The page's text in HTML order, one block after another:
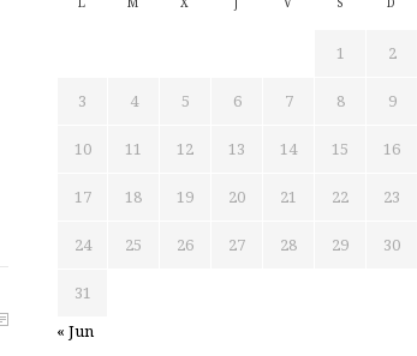
L M X J V S D
1 2
3 4 5 6 7 8 9
10 11 12 13 14 15 16
17 18 19 20 21 22 23
24 25 26 27 28 29 30
31
« Jun